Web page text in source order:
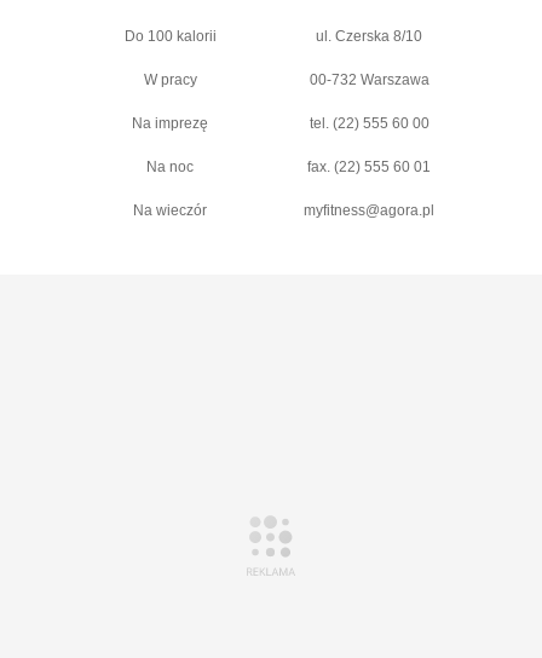
Do 100 kalorii
W pracy
Na imprezę
Na noc
Na wieczór
ul. Czerska 8/10
00-732 Warszawa
tel. (22) 555 60 00
fax. (22) 555 60 01
myfitness@agora.pl